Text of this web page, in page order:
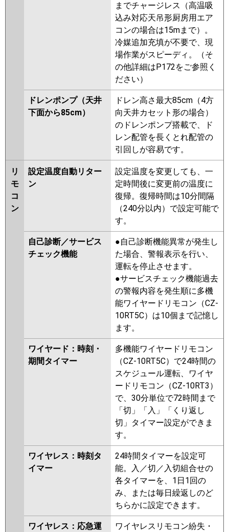
までチャージレス（高温吸
込み対応天吊形厨房用エア
コンの場合は15mまで）。
冷媒追加充填が不要で、現
場作業がスピーディ。（そ
の他詳細はP172をご参照く
ださい）
ドレンポンプ（天井
下面から85cm）
ドレン高さ最大85cm（4方
向天井カセット形の場合）
のドレンポンプ搭載で、ド
レン配管を長くとれ配管の
引回しが容易です。
リ
モ
コ
ン
設定温度自動リター
ン
設定温度を変更しても、一
定時間後に変更前の温度に
復帰。復帰時間は10分間隔
（240分以内）で設定可能で
す。
自己診断／サービス
チェック機能
●自己診断機能異常が発生し
た場合、警報表示を行い、
運転を停止させます。
●サービスチェック機能過去
の警報内容を発生順に多機
能ワイヤードリモコン（CZ-
10RT5C）は10個まで記憶し
ます。
ワイヤード：時刻・
期間タイマー
多機能ワイヤードリモコン
（CZ-10RT5C）で24時間の
スケジュール運転、ワイヤ
ードリモコン（CZ-10RT3）
で、30分単位で72時間まで
「切」「入」「くり返し
切」タイマー設定ができま
す。
ワイヤレス：時刻タ
イマー
24時間タイマーを設定可
能。入／切／入切組合せの
各タイマーを、1日1回の
み、または毎日繰返しのど
ちらかに設定できます。
ワイヤレス：応急運
ワイヤレスリモコン紛失・